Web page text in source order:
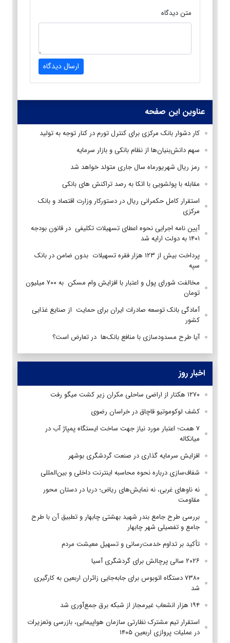
متن دیدگاه
ارسال دیدگاه
عناوین این صفحه
کار دشوار بانک مرکزی برای کنترل تورم در کنار توجه به تولید
سهم دانش‌بنیان‌ها از نظام بانکی و بازار سرمایه
رمز ریال شهریورماه سال جاری متولد خواهد شد
مقابله با پولشویی با اتکا به رصد تراکنش‌ های بانکی
استقرار کامل حکمرانی ریال در دستورکار وزارت اقتصاد و بانک
مرکزی
آیین نامه اجرایی نحوه اعطای تسهیلات تکلیفی در قانون بودجه
۱۴۰۱ به دولت ارایه شد
پرداخت بیش از ۱۲۳ هزار فقره تسهیلات بدون ضامن در بانک
سپه
مخالفت شورای پول و اعتبار با افزایش وام مسکن به ۷۰۰ میلیون
تومان
آمادگی بانک توسعه صادرات ایران برای حمایت از صنایع غذایی
کشور
آیا طرح مسدودسازی با منافع بانک‌ها در تعارض است؟
اخبار روز
۱۲۷۰ هکتار از اراضی ساحلی مکران زیر کشت میگو رفت
کشف لوکوموتیو قاچاق در خراسان رضوی
۷ همت؛ اعتبار مورد نیاز جهت ساخت ایستگاه پمپاژ آب در
میانکاله
افزایش سرمایه گذاری در صنعت گردشگری بوشهر
شفاف‌سازی درباره نحوه محاسبه اینترنت داخلی و بین‌المللی
نه ناوهای غربی، نه نمایش‌های ریاض؛ دریا در دستان محور
مقاومت
بررسی طرح جامع بندر شهید بهشتی چابهار و تطبیق آن با طرح
جامع و تفصیلی شهر چابهار
تأکید بر تداوم خدمت‌رسانی و تسهیل معیشت مردم
۲۰۲۶ سالی پرچالش برای گردشگری آسیا
۷۳۸۰ دستگاه اتوبوس برای جابه‌جایی زائران اربعین به‌ کارگیری
شد
۱۹۴ هزار انشعاب غیرمجاز از شبکه برق جمع‌آوری شد
استقرار تیم مشترک نظارتی سازمان هواپیمایی، بازرسی وتعزیرات
در عملیات پروازی اربعین ۱۴۰۵